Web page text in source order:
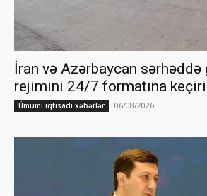
İran və Azərbaycan sərhəddə
rejimini 24/7 formatına
Ümumi iqtisadi xəbərlər 06/08/2026